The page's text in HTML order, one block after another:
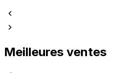
Meilleures ventes